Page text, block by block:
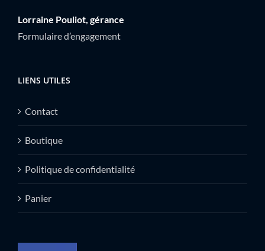
Lorraine Pouliot, gérance
Formulaire d’engagement
LIENS UTILES
Contact
Boutique
Politique de confidentialité
Panier